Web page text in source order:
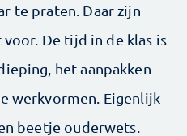
te praten. Daar zijn
De tijd in de klas is
het aanpakken
werkvormen. Eigenlijk
beetje ouderwets.